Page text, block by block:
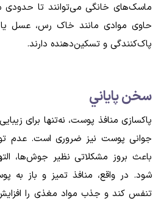
ماسک‌های خانگی می‌توانند تا حدودی
حاوی موادی مانند خاک رس، عسل یا
پاک‌کنندگی و تسکین‌دهنده دارند.
سخن پاياني
پاکسازی منافذ پوست، نه‌تنها برای
جوانی پوست نیز ضروری است. عدم
باعث بروز مشکلاتی نظیر جوش‌ها،
شود. در واقع، منافذ تمیز و باز به
تنفس کند و جذب مواد مغذی را افزایش